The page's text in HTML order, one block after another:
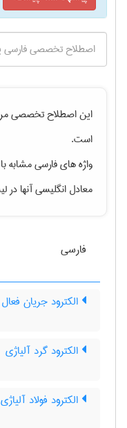
این اصطلاح تخصصی
است.
واژه های فارسی
معادل انگلیسی آنها
فارسی
الکترود جریان
الکترود گرد آلیاژی
الکترود فولاد آلیاژی